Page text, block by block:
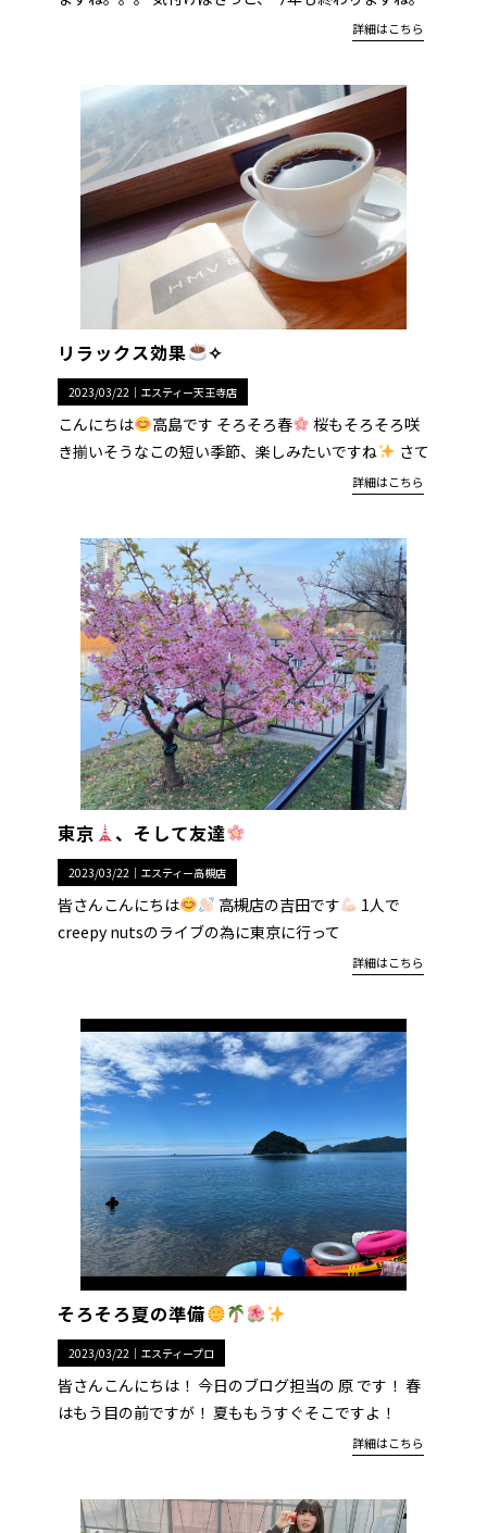
詳細はこちら
リラックス効果 ✧
2023/03/22｜ エスティー天王寺店
こんにちは 高島です そろそろ春
桜もそろそろ咲
き揃いそうなこの短い季節、楽しみたいですね
さて
詳細はこちら
東京 、そして友達
2023/03/22｜ エスティー高槻店
皆さんこんにちは 高槻店の吉田です
1人で
creepy nutsのライブの為に東京に行って
詳細はこちら
そろそろ夏の準備
2023/03/22｜ エスティープロ
皆さんこんにちは！ 今日のブログ担当の 原 です！ 春
はもう目の前ですが！ 夏ももうすぐそこですよ！
詳細はこちら